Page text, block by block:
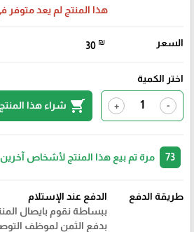
هذا المنتج لم يعد متوفر
السعر 30 ₪
اختر الكمية
-
+
shopping_cart شراء هذا المنتج
مرة تم بيع هذا المنتج لأشخاص
طريقة الدفع
الدفع عند الإستلام
ببساطة نقوم بايصال
بدفع الثمن لموظف